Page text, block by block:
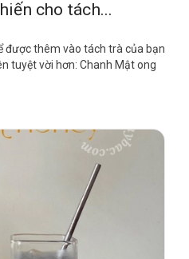
cho tách...
được thêm vào tách trà của bạn
tuyệt vời hơn: Chanh Mật ong